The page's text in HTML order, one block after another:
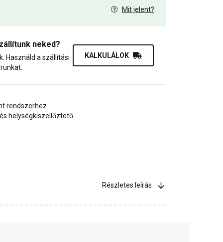
Mit jelent?
neked?
Használd a szállítási
KALKULÁLOK
rendszerhez
helységkiszellőztető
Részletes leírás